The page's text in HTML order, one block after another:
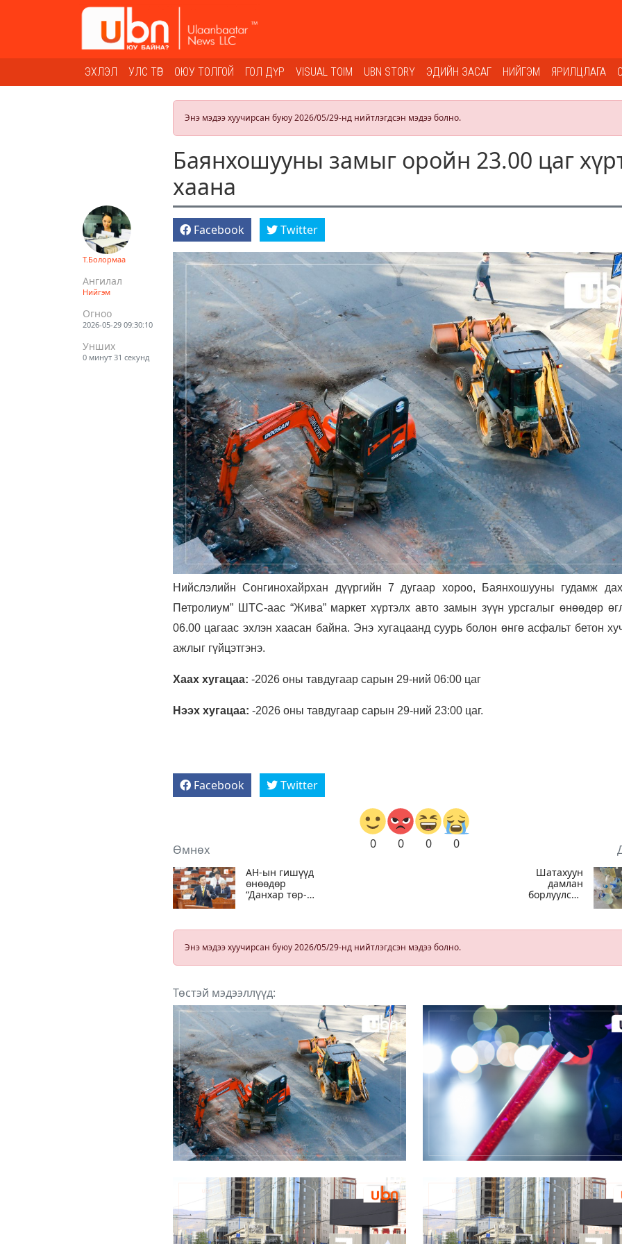
ЭХЛЭЛ УЛС ТӨР ОЮУ ТОЛГОЙ ГОЛ ДҮР VISUAL TOIM UBN STORY ЭДИЙН ЗАСАГ НИЙГЭМ ЯРИЛЦЛАГА
Энэ мэдээ хуучирсан буюу 2026/05/29-нд нийтлэгдсэн мэдээ болно.
Баянхошууны замыг оройн 23.00 цаг
хаана
Т.Болормаа
Ангилал
Нийгэм
Огноо
2026-05-29 09:30:10
Унших
0 минут 31 секунд
Facebook Twitter
Нийслэлийн Сонгинохайрхан дүүргийн 7 дугаар хороо, Баянхошууны гудамж
Петролиум” ШТС-аас “Жива” маркет хүртэлх авто замын зүүн урсгалыг өнөөдөр
06.00 цагаас эхлэн хаасан байна. Энэ хугацаанд суурь болон өнгө асфальт бетон
ажлыг гүйцэтгэнэ.
Хаах хугацаа: -2026 оны тавдугаар сарын 29-ний 06:00 цаг
Нээх хугацаа: -2026 оны тавдугаар сарын 29-ний 23:00 цаг.
Facebook Twitter
0 0 0 0
Өмнөх
АН-ын гишүүд
өнөөдөр
“Данхар төр-
Ерөнхий
мэтгэлцэнэ
Шатахуун
дамлан
борлуулсан
шалгаж байна
Энэ мэдээ хуучирсан буюу 2026/05/29-нд нийтлэгдсэн мэдээ болно.
Төстэй мэдээллүүд: